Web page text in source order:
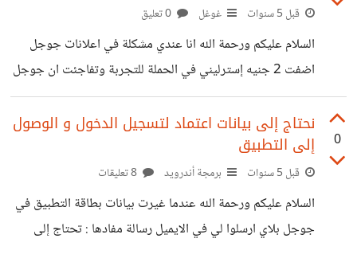
قبل 5 سنوات غوغل
السلام عليكم ورحمة الله انا عندي مشكلة في اعلانات جوجل
اضفت 2 جنيه إسترليني في الحملة للتجربة وتفاجئت ان جوجل
تسحب مني تلقائيا وش الحل سحبت مني ما يقارب 77 جنيه
استرليني!!!
0
نحتاج إلى بيانات اعتماد لتسجيل الدخول و الوصول
إلى التطبيق
قبل 5 سنوات برمجة أندرويد
السلام عليكم ورحمة الله عندما غيرت بيانات بطاقة التطبيق في
جوجل بلاي ارسلوا لي في الايميل رسالة مفادها : تحتاج إلى